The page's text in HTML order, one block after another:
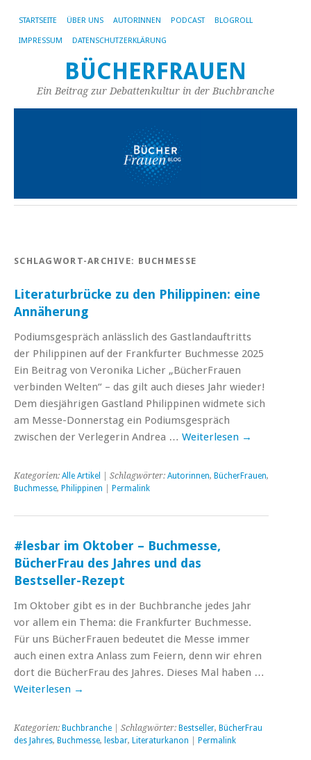
STARTSEITE ÜBER UNS AUTORINNEN PODCAST BLOGROLL
IMPRESSUM DATENSCHUTZERKLÄRUNG
BÜCHERFRAUEN
Ein Beitrag zur Debattenkultur in der Buchbranche
SCHLAGWORT-ARCHIVE: BUCHMESSE
Literaturbrücke zu den Philippinen: eine
Annäherung
Podiumsgespräch anlässlich des Gastlandauftritts
der Philippinen auf der Frankfurter Buchmesse 2025
Ein Beitrag von Veronika Licher „BücherFrauen
verbinden Welten“ ­­– das gilt auch dieses Jahr wieder!
Dem diesjährigen Gastland Philippinen widmete sich
am Messe-Donnerstag ein Podiumsgespräch
zwischen der Verlegerin Andrea … Weiterlesen →
Kategorien: Alle Artikel | Schlagwörter: Autorinnen, BücherFrauen,
Buchmesse, Philippinen Permalink
#lesbar im Oktober – Buchmesse,
BücherFrau des Jahres und das
Bestseller-Rezept
Im Oktober gibt es in der Buchbranche jedes Jahr
vor allem ein Thema: die Frankfurter Buchmesse.
Für uns BücherFrauen bedeutet die Messe immer
auch einen extra Anlass zum Feiern, denn wir ehren
dort die BücherFrau des Jahres. Dieses Mal haben …
Weiterlesen →
Kategorien: Buchbranche | Schlagwörter: Bestseller, BücherFrau
des Jahres, Buchmesse, lesbar, Literaturkanon Permalink